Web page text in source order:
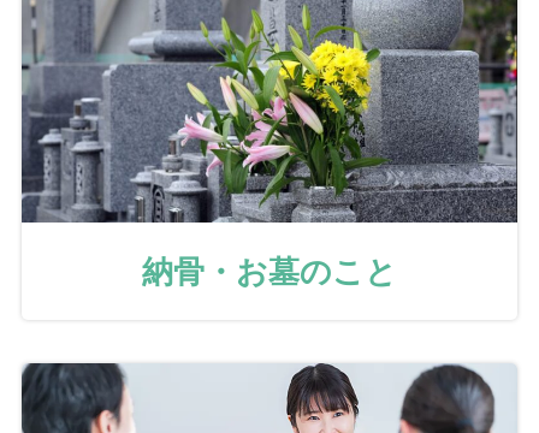
納骨・お墓のこと